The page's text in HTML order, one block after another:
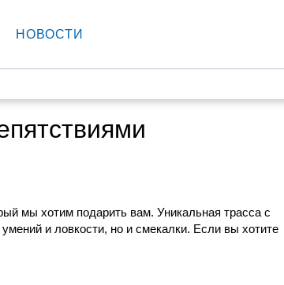
НОВОСТИ
мы хотим подарить вам. Уникальная трасса с
и ловкости, но и смекалки. Если вы хотите